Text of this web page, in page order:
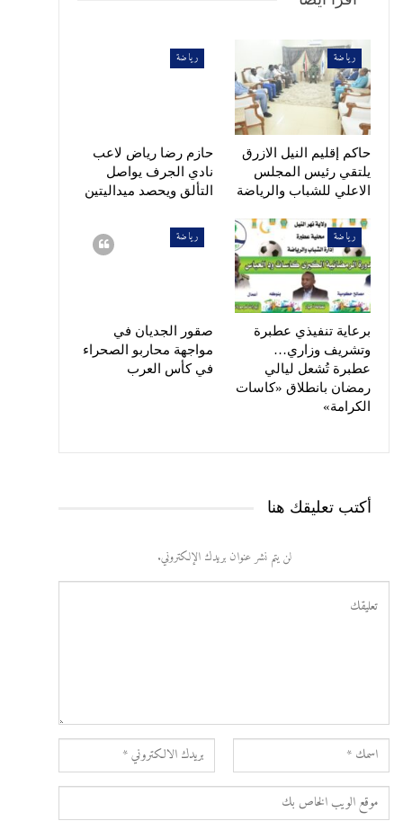
رياضة
حاكم إقليم النيل الازرق
يلتقي رئيس المجلس
الاعلي للشباب والرياضة
رياضة
حازم رضا رياض لاعب
نادي الجرف يواصل
التألق ويحصد ميداليتين
رياضة
برعاية تنفيذي عطبرة
وتشريف وزاري…
عطبرة تُشعل ليالي
رمضان بانطلاق «كاسات
الكرامة»
رياضة
صقور الجديان في
مواجهة محاربو الصحراء
في كأس العرب
أكتب تعليقك هنا
لن يتم نشر عنوان بريدك الإلكتروني.